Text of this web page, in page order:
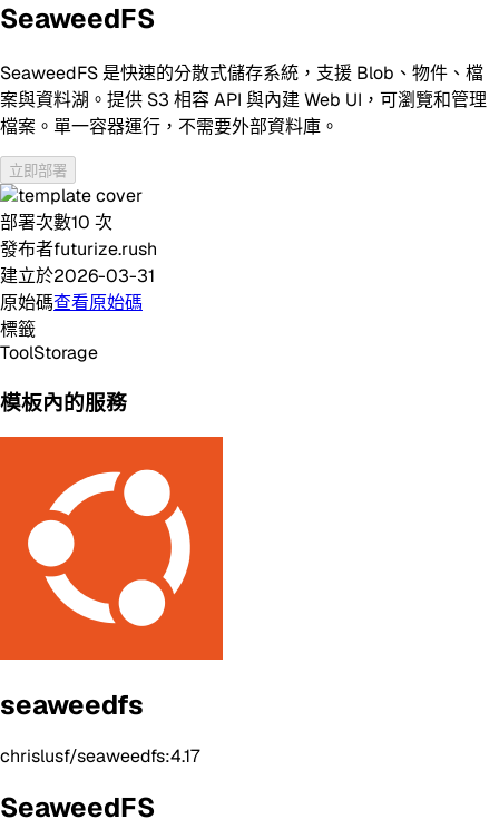
SeaweedFS
SeaweedFS 是快速的分散式儲存系統，支援 Blob、物件、檔
案與資料湖。提供 S3 相容 API 與內建 Web UI，可瀏覽和管理
檔案。單一容器運行，不需要外部資料庫。
立即部署
部署次數10 次
發布者futurize.rush
建立於2026-03-31
原始碼查看原始碼
標籤
ToolStorage
模板內的服務
seaweedfs
chrislusf/seaweedfs:4.17
SeaweedFS